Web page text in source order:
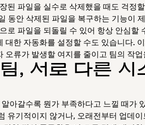
된 파일을 실수로 삭제했을 때도 걱정
동안 삭제된 파일을 복구하는 기능이
로 파일을 되돌릴 수 있어 항상 안심할
대한 자동화를 설정할 수도 있습니다.
오류가 발생할 여지를 줄이고 팀의 작
, 서로 다른 시
아갈수록 뭔가 부족하다고 느낄 때가
유기적이지 않거나, 오래전부터 업데